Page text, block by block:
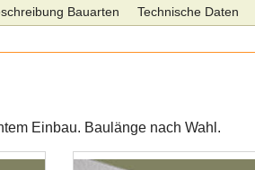
Bauarten Technische Daten
Einbau. Baulänge nach Wahl.